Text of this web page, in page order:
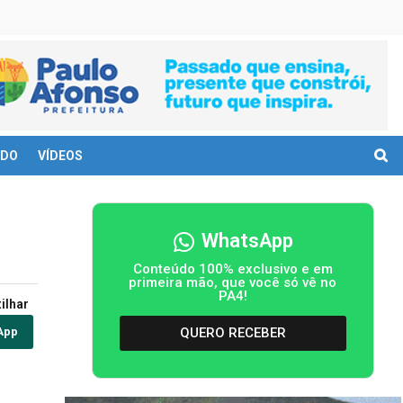
VÍDEOS
WhatsApp
Conteúdo 100% exclusivo e em
primeira mão, que você só vê no
PA4!
QUERO RECEBER